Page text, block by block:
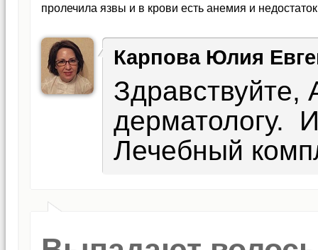
пролечила язвы и в крови есть анемия и
Карпова Юлия
дерматологу.
Лечебный